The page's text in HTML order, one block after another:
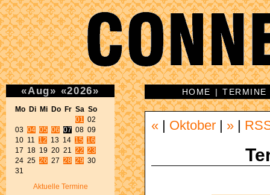
«Aug» «2026»
Mo Di Mi Do Fr Sa So
01
02
03 04 05 06 07 08 09
10 11 12 13 14 15
16
17 18 19 20 21 22 23
24 25 26 27 28 29 30
31
Aktuelle Termine
HOME |TERMINE
« Oktober »